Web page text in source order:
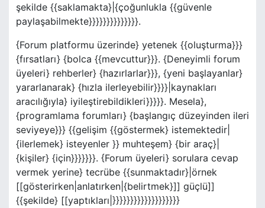
şekilde {{saklamakta}|{çoğunlukla {{güvenle
paylaşabilmekte}}}}}}}}}}}}}}.
{Forum platformu üzerinde} yetenek {{oluşturma}}}
{fırsatları} {bolca {{mevcuttur}}}. {Deneyimli forum
üyeleri} rehberler} {hazırlarlar}}}, {yeni başlayanlar}
yararlanarak} {hızla ilerleyebilir}}}}|kaynakları
aracılığıyla} iyileştirebildikleri}}}}}. Mesela},
{programlama forumları} {başlangıç düzeyinden ileri
seviyeye}}} {{gelişim {{göstermek} istemektedir|
{ilerlemek} isteyenler }} muhteşem} {bir araç}|
{kişiler} {için}}}}}}}. {Forum üyeleri} sorulara cevap
vermek yerine} tecrübe {{sunmaktadır}|örnek
[[gösterirken|anlatırken|{belirtmek}]] güçlü]]
{{şekilde} [[yaptıkları|}}}}}}}}}}}}}}}}}}}